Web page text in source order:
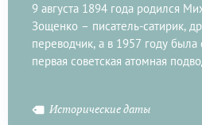
9 августа 1894 года родился
Зощенко – писатель-сатирик,
переводчик, а в 1957 году
первая советская атомная
Исторические даты